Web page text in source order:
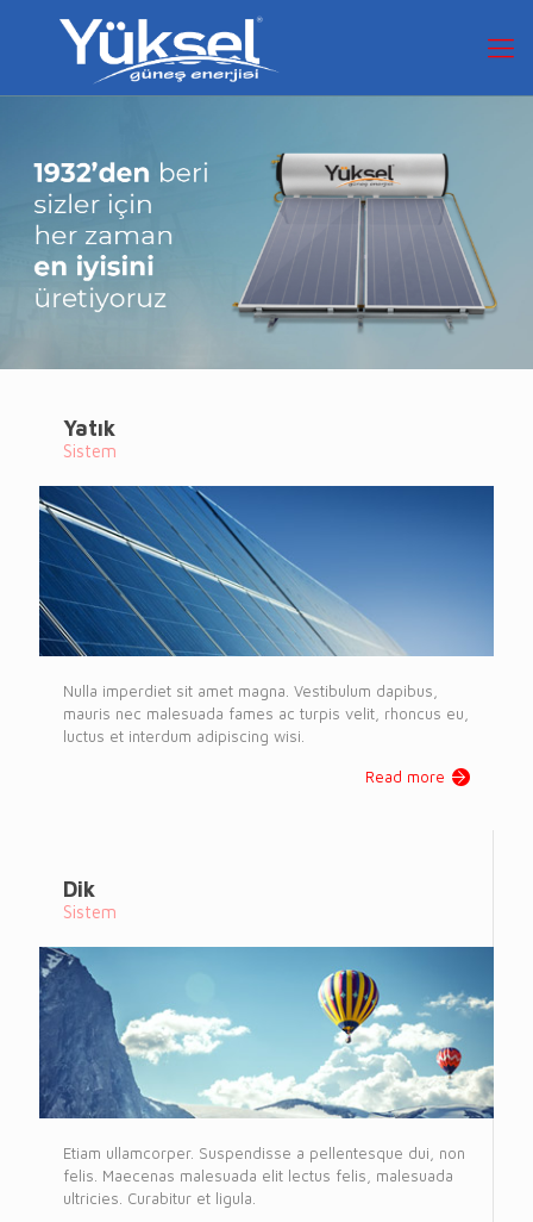
Yatık
Sistem
Nulla imperdiet sit amet magna. Vestibulum dapibus,
mauris nec malesuada fames ac turpis velit, rhoncus eu,
luctus et interdum adipiscing wisi.
Read more
Dik
Sistem
Etiam ullamcorper. Suspendisse a pellentesque dui, non
felis. Maecenas malesuada elit lectus felis, malesuada
ultricies. Curabitur et ligula.